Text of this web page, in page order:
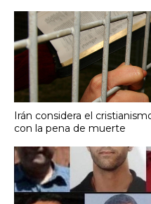
Irán considera el
con la pena de muerte